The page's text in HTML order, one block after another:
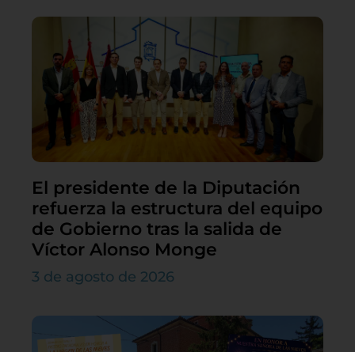
El presidente de la Diputación
refuerza la estructura del equipo
de Gobierno tras la salida de
Víctor Alonso Monge
3 de agosto de 2026